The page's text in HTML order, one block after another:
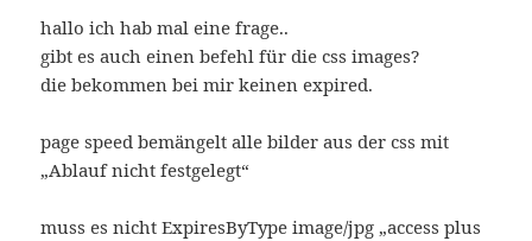
hallo ich hab mal eine frage..
gibt es auch einen befehl für die css images?
die bekommen bei mir keinen expired.
page speed bemängelt alle bilder aus der css mit
„Ablauf nicht festgelegt“
muss es nicht ExpiresByType image/jpg „access plus